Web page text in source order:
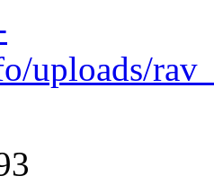
uploads/